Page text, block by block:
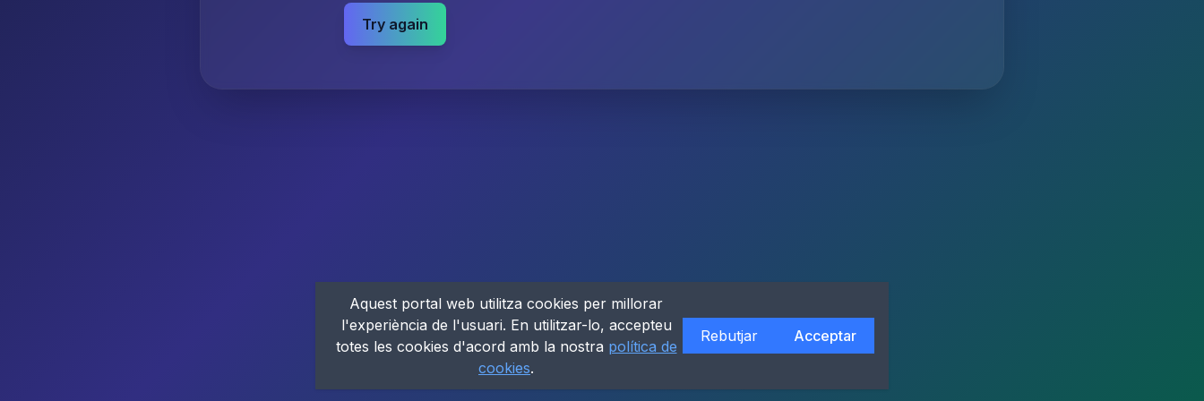
Try again
Aquest portal web utilitza cookies per millorar
l'experiència de l'usuari. En utilitzar-lo, accepteu
totes les cookies d'acord amb la nostra política de
cookies.
Rebutjar Acceptar